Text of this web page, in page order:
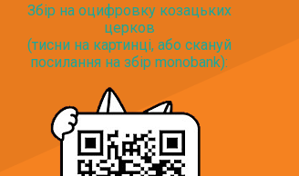
Збір на оцифровку козацьких
церков
(тисни на картинці, або скануй
посилання на збір monobank):